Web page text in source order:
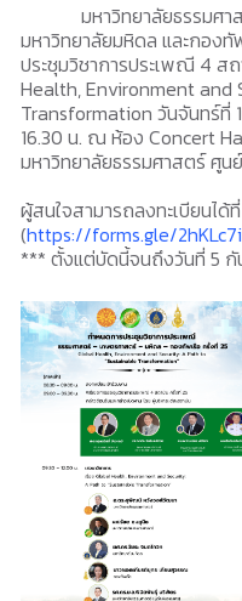
มหาวิทยาลัยธรรมศ
มหาวิทยาลัยมหิดล และกอง
ประชุมวิชาการประเพณี 4 ส
Health, Environment and
Transformation วันจันทร์ที่
16.30 น. ณ ห้อง Concert
มหาวิทยาลัยธรรมศาสตร์ ศูน
ผู้สนใจสามารถลงทะเบียนได้ที่
(https://forms.gle/
*** ตั้งแต่บัดนี้จนถึงวันที่ 5 กั